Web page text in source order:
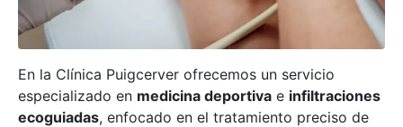
En la Clínica Puigcerver ofrecemos un servicio
especializado en medicina deportiva e infiltraciones
ecoguiadas, enfocado en el tratamiento preciso de